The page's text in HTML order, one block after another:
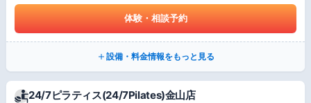
体験・相談予約
設備・料金情報をもっと見る
24/7ピラティス(24/7Pilates)金山店